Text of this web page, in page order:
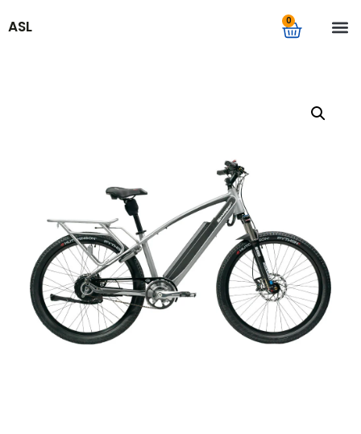
ASL 0